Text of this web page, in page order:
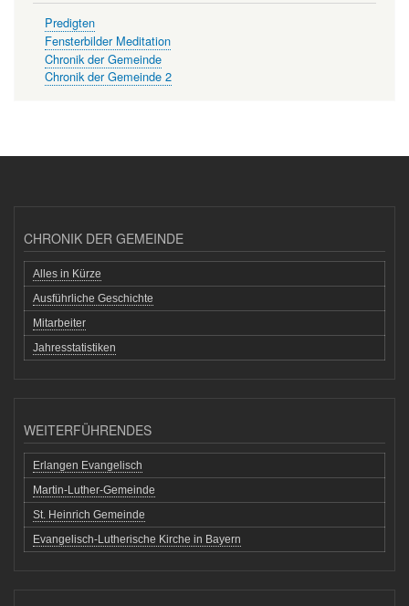
Predigten
Fensterbilder Meditation
Chronik der Gemeinde
Chronik der Gemeinde 2
CHRONIK DER GEMEINDE
Alles in Kürze
Ausführliche Geschichte
Mitarbeiter
Jahresstatistiken
WEITERFÜHRENDES
Erlangen Evangelisch
Martin-Luther-Gemeinde
St. Heinrich Gemeinde
Evangelisch-Lutherische Kirche in Bayern